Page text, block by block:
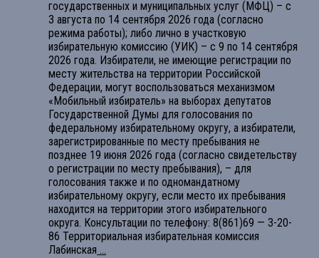
государственных и муниципальных услуг (МФЦ) – с
3 августа по 14 сентября 2026 года (согласно
режима работы); либо лично в участковую
избирательную комиссию (УИК) – с 9 по 14 сентября
2026 года. Избиратели, не имеющие регистрации по
месту жительства на территории Российской
Федерации, могут воспользоваться механизмом
«Мобильный избиратель» на выборах депутатов
Государственной Думы для голосования по
федеральному избирательному округу, а избиратели,
зарегистрированные по месту пребывания не
позднее 19 июня 2026 года (согласно свидетельству
о регистрации по месту пребывания), – для
голосования также и по одномандатному
избирательному округу, если место их пребывания
находится на территории этого избирательного
округа. Консультации по телефону: 8(861)69 — 3-20-
86 Территориальная избирательная комиссия
Лабинская ...